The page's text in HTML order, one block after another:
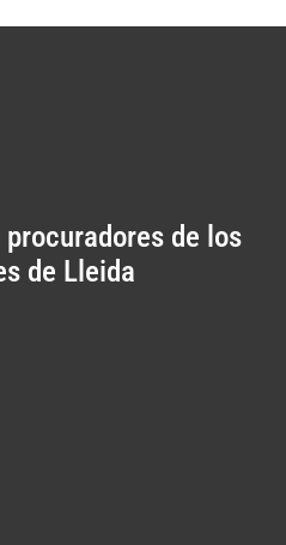
de los
de Lleida